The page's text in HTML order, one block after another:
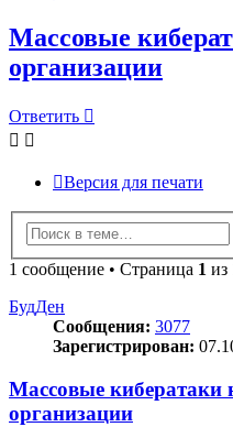
Массовые
организации
Ответить
Версия для печати
1 сообщение • Страница 1 из
БудДен
Сообщения: 3077
Зарегистрирован:
Массовые кибератаки
организации